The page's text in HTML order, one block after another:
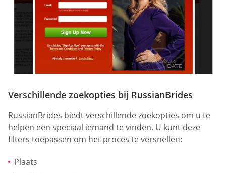
Verschillende zoekopties bij RussianBrides
RussianBrides biedt verschillende zoekopties om u te
helpen een speciaal iemand te vinden. U kunt deze
filters toepassen om het proces te versnellen:
Plaats